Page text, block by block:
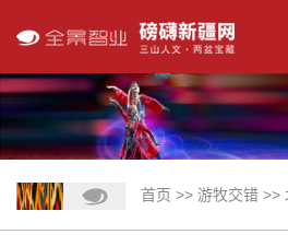
首页 >> 游牧交错 >>